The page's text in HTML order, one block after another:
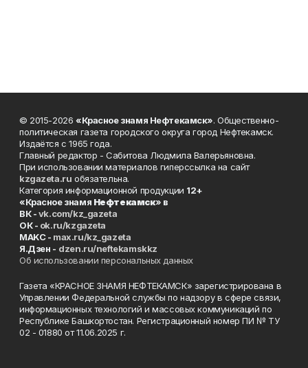
© 2015-2026 «Красное знамя Нефтекамск». Общественно-
политическая газета городского округа город Нефтекамск.
Издаётся с 1965 года.
Главный редактор - Сабитова Людмила Валерьяновна.
При использовании материалов гиперссылка на сайт
kzgazeta.ru обязательна.
Категория информационной продукции 12+
«Красное знамя Нефтекамск» в
ВК -vk.com/kz_gazeta
ОК - ok.ru/kzgazeta
MAKC - max.ru/kz_gazeta
Я.Дзен - dzen.ru/neftekamskkz
Об использовании персональных данных
Газета «КРАСНОЕ ЗНАМЯ НЕФТЕКАМСК» зарегистрирована в
Управлении Федеральной службы по надзору в сфере связи,
информационных технологий и массовых коммуникаций по
Республике Башкортостан. Регистрационный номер ПИ № ТУ
02 - 01880 от 11.06.2025 г.